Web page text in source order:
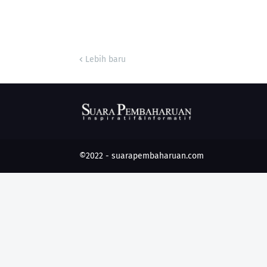
Lebih baru
©2022 - suarapembaharuan.com